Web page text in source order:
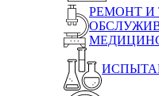
РЕМОНТ И